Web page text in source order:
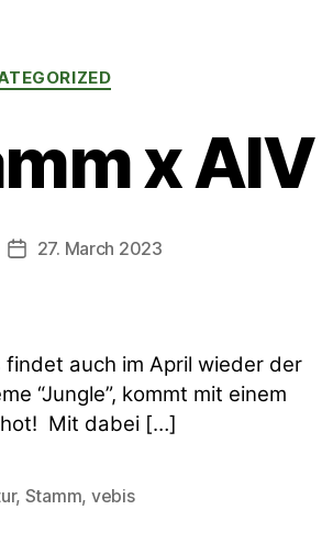
x AIV
Veröffentlichungsdatum
27. March 2023
auch im April wieder der
“Jungle”, kommt mit einem
Mit dabei […]
, Stamm, vebis